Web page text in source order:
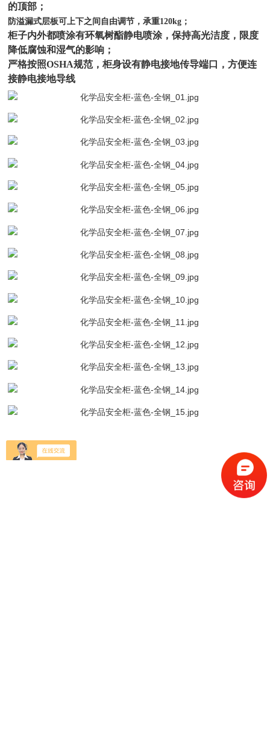
的顶部；
防溢漏式层板可上下之间自由调节，承重120kg；
柜子内外都喷涂有环氧树酯静电喷涂，保持高光洁度，限度
降低腐蚀和湿气的影响；
严格按照OSHA规范，柜身设有静电接地传导端口，方便连
接静电接地导线